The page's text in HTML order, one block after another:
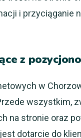
i przyciąganie
z
w
wszystkim,
na stronie oraz
dotarcie do